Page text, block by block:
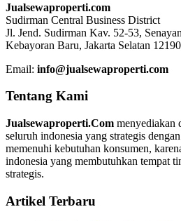
Jualsewaproperti.com
Sudirman Central Business District
Jl. Jend. Sudirman Kav. 52-53, Senayan
Kebayoran Baru, Jakarta Selatan 12190
Email: info@jualsewaproperti.com
Tentang Kami
Jualsewaproperti.Com menyediakan
seluruh indonesia yang strategis
memenuhi kebutuhan konsumen,
indonesia yang membutuhkan tempat
strategis.
Artikel Terbaru